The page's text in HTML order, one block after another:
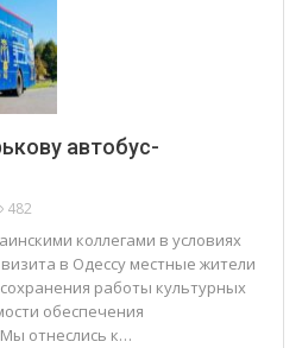
автобус-
482
коллегами в условиях
в Одессу местные жители
работы культурных
обеспечения
отнеслись к…